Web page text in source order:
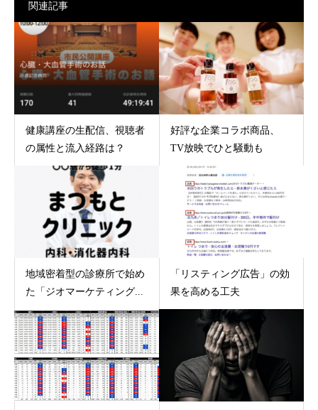
関連記事
健康講座の生配信、視聴者
の属性と流入経路は？
好評な企業コラボ商品、
TV放映でひと騒動も
地域密着型の診療所で始め
た「ジオマーケティング...
「リスティング広告」の効
果を高める工夫